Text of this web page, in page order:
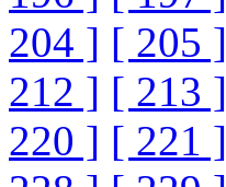
204 ] [ 205 ]
212 ] [ 213 ]
220 ] [ 221 ]